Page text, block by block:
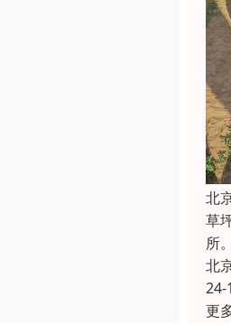
北
草
所
北
24-
更